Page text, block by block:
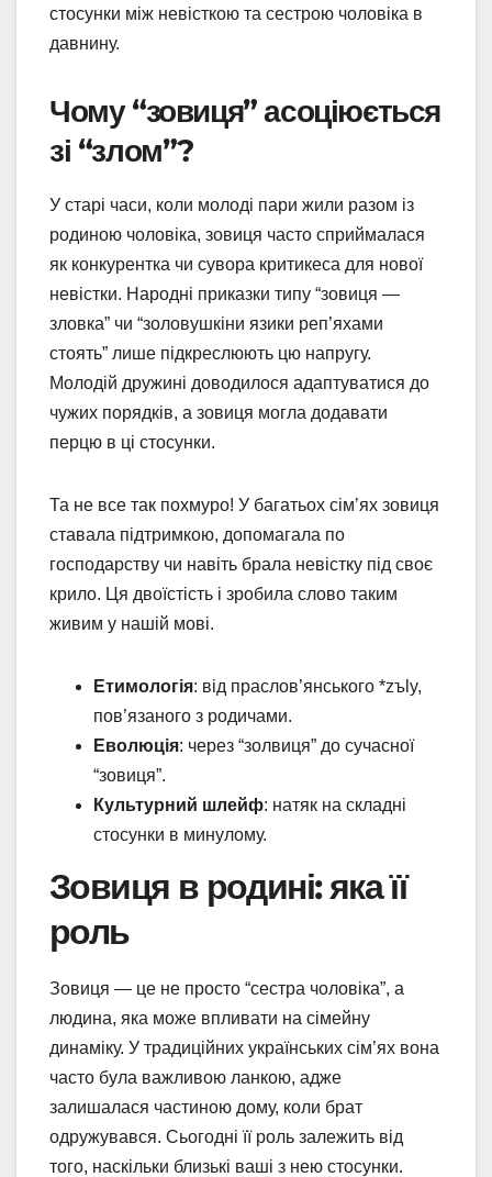
стосунки між невісткою та сестрою чоловіка в
давнину.
Чому “зовиця” асоціюється
зі “злом”?
У старі часи, коли молоді пари жили разом із
родиною чоловіка, зовиця часто сприймалася
як конкурентка чи сувора критикеса для нової
невістки. Народні приказки типу “зовиця —
зловка” чи “золовушкіни язики реп’яхами
стоять” лише підкреслюють цю напругу.
Молодій дружині доводилося адаптуватися до
чужих порядків, а зовиця могла додавати
перцю в ці стосунки.
Та не все так похмуро! У багатьох сім’ях зовиця
ставала підтримкою, допомагала по
господарству чи навіть брала невістку під своє
крило. Ця двоїстість і зробила слово таким
живим у нашій мові.
Етимологія: від праслов’янського *zъly,
пов’язаного з родичами.
Еволюція: через “золвиця” до сучасної
“зовиця”.
Культурний шлейф: натяк на складні
стосунки в минулому.
Зовиця в родині: яка її
роль
Зовиця — це не просто “сестра чоловіка”, а
людина, яка може впливати на сімейну
динаміку. У традиційних українських сім’ях вона
часто була важливою ланкою, адже
залишалася частиною дому, коли брат
одружувався. Сьогодні її роль залежить від
того, наскільки близькі ваші з нею стосунки.